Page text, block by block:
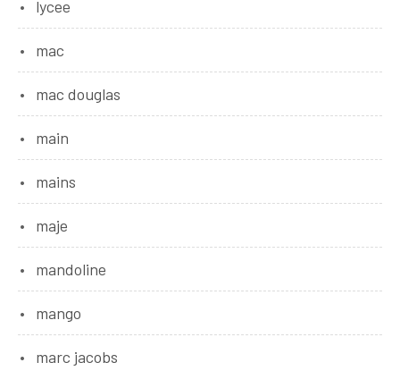
lycee
mac
mac douglas
main
mains
maje
mandoline
mango
marc jacobs